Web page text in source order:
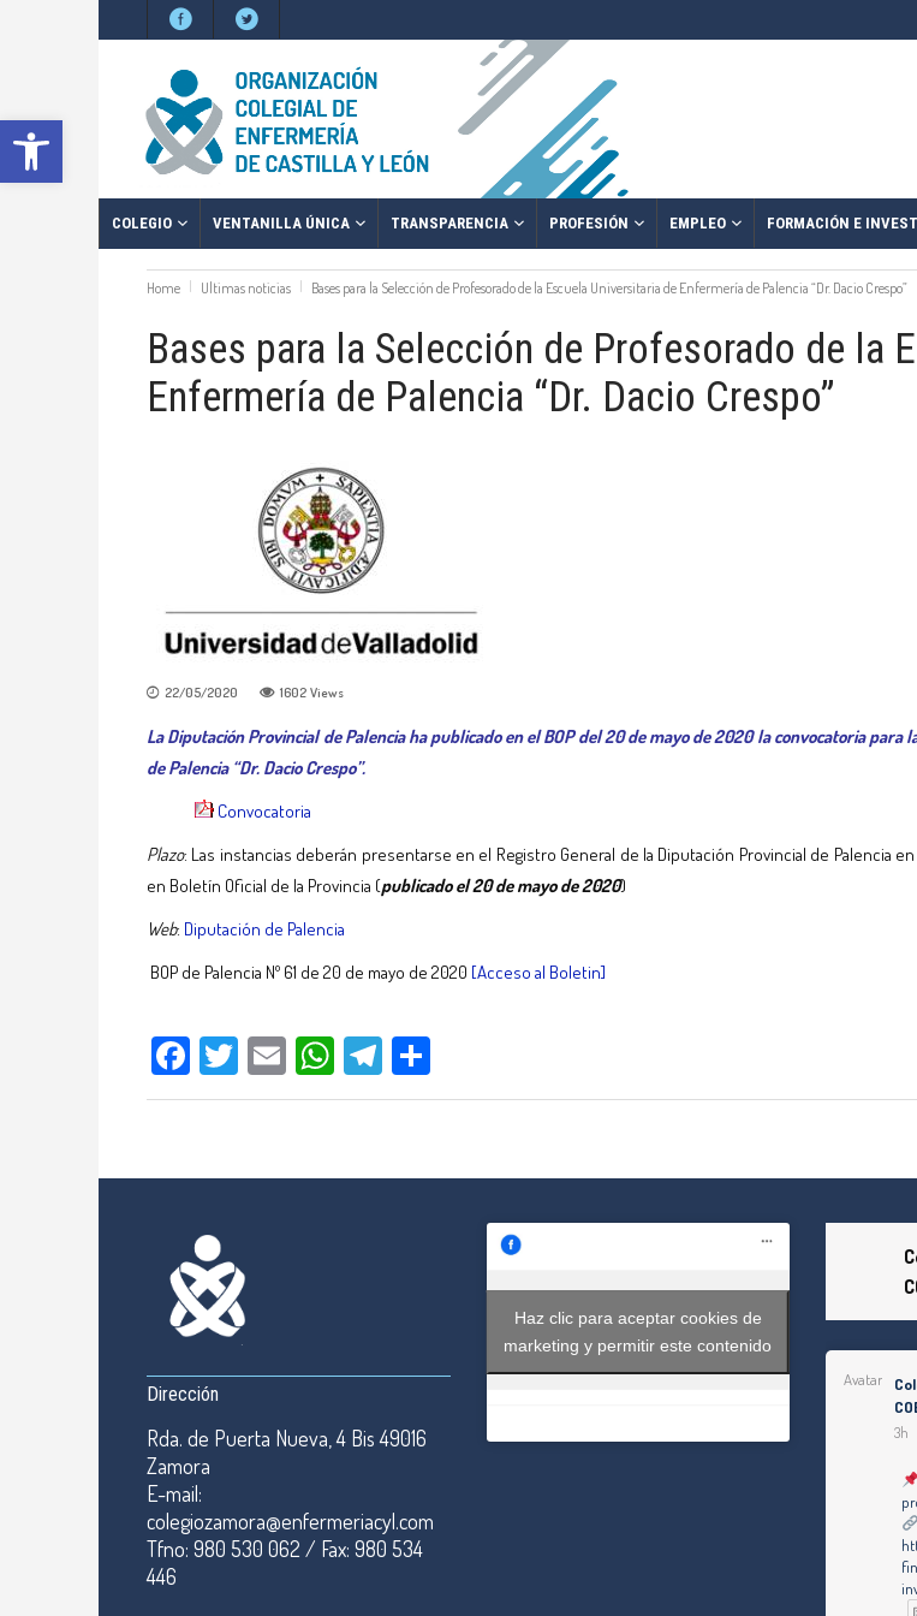
Abrir barra de herramientas
COLEGIO VENTANILLA ÚNICA TRANSPARENCIA PROFESIÓN EMPLEO FORMACIÓN E
Home Ultimas noticias Bases para la Selección de Profesorado de la Escuela Universitaria de Enfermería de Palencia “Dr. Dacio Crespo”
Bases para la Selección de Profesorado de la
Enfermería de Palencia “Dr. Dacio Crespo”
22/05/2020 1602 Views
La Diputación Provincial de Palencia ha publicado en el BOP del 20 de mayo de 2020 la convocatoria
de Palencia “Dr. Dacio Crespo”.
Convocatoria
Plazo: Las instancias deberán presentarse en el Registro General de la Diputación Provincial de Palencia
en Boletín Oficial de la Provincia (publicado el 20 de mayo de 2020)
Web: Diputación de Palencia
BOP de Palencia Nº 61 de 20 de mayo de 2020 [Acceso al Boletin]
Facebook
TwitterEmailWhatsApp
Telegram
Dirección
Rda. de Puerta Nueva, 4 Bis 49016
Zamora
E-mail:
colegiozamora@enfermeriacyl.com
Tfno: 980 530 062 / Fax: 980 534
446
Haz clic para aceptar cookies de
marketing y permitir este contenido
Avatar
3h